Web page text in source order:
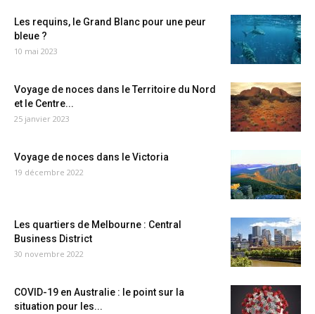
Les requins, le Grand Blanc pour une peur
bleue ?
10 mai 2023
Voyage de noces dans le Territoire du Nord
et le Centre...
25 janvier 2023
Voyage de noces dans le Victoria
19 décembre 2022
Les quartiers de Melbourne : Central
Business District
30 novembre 2022
COVID-19 en Australie : le point sur la
situation pour les...